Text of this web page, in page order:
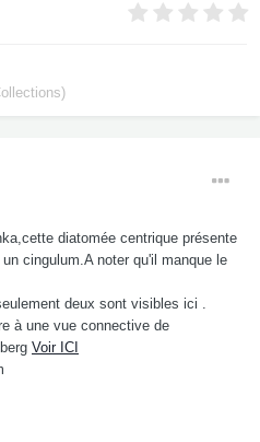
diatomée centrique présente
cingulum.A noter qu'il manque le
deux sont visibles ici .
à une vue connective de
Voir ICI